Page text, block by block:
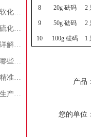
精准把脉材料耐热性：维卡软化点测定仪标准化操作指南
橡胶无转子硫化仪解码橡胶硫化的“微观密码”
阿克隆磨耗试验机操作方法详解：确保橡胶耐磨性能准确评估
使用橡胶无转子硫化仪会有哪些优势？
橡胶回弹试验仪操作指南：精准捕捉材料的“活力指数”
橡胶门尼粘度计是提高橡胶生产质量的有效工具
8 20g 砝码 2
9 50g 砝码 2
10 100g 砝码 1
产品
您的单位